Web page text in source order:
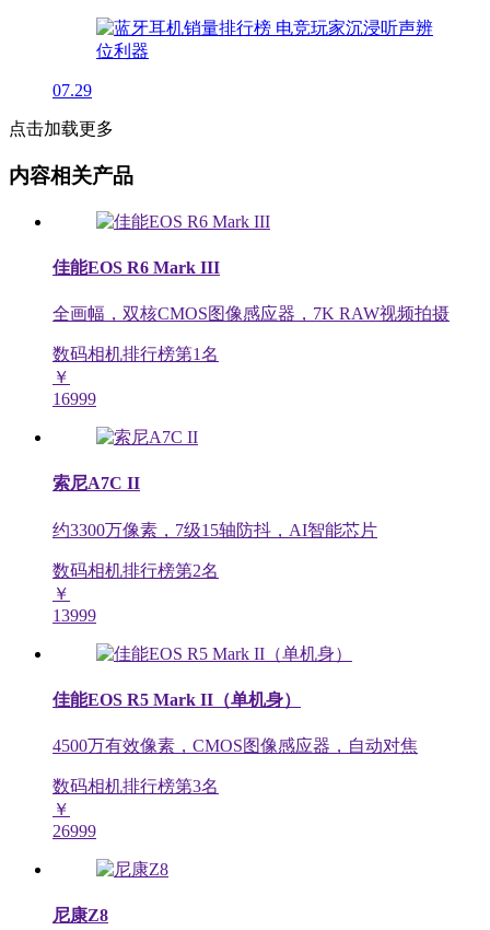
07.29
点击加载更多
内容相关产品
佳能EOS R6 Mark III
全画幅，双核CMOS图像感应器，7K RAW视频拍摄
数码相机排行榜第1名
￥
16999
索尼A7C II
约3300万像素，7级15轴防抖，AI智能芯片
数码相机排行榜第2名
￥
13999
佳能EOS R5 Mark II（单机身）
4500万有效像素，CMOS图像感应器，自动对焦
数码相机排行榜第3名
￥
26999
尼康Z8